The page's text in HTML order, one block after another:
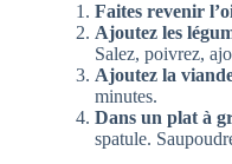
Faites revenir
Ajoutez les
Salez, poivrez,
Ajoutez la
minutes.
Dans un plat à
spatule.